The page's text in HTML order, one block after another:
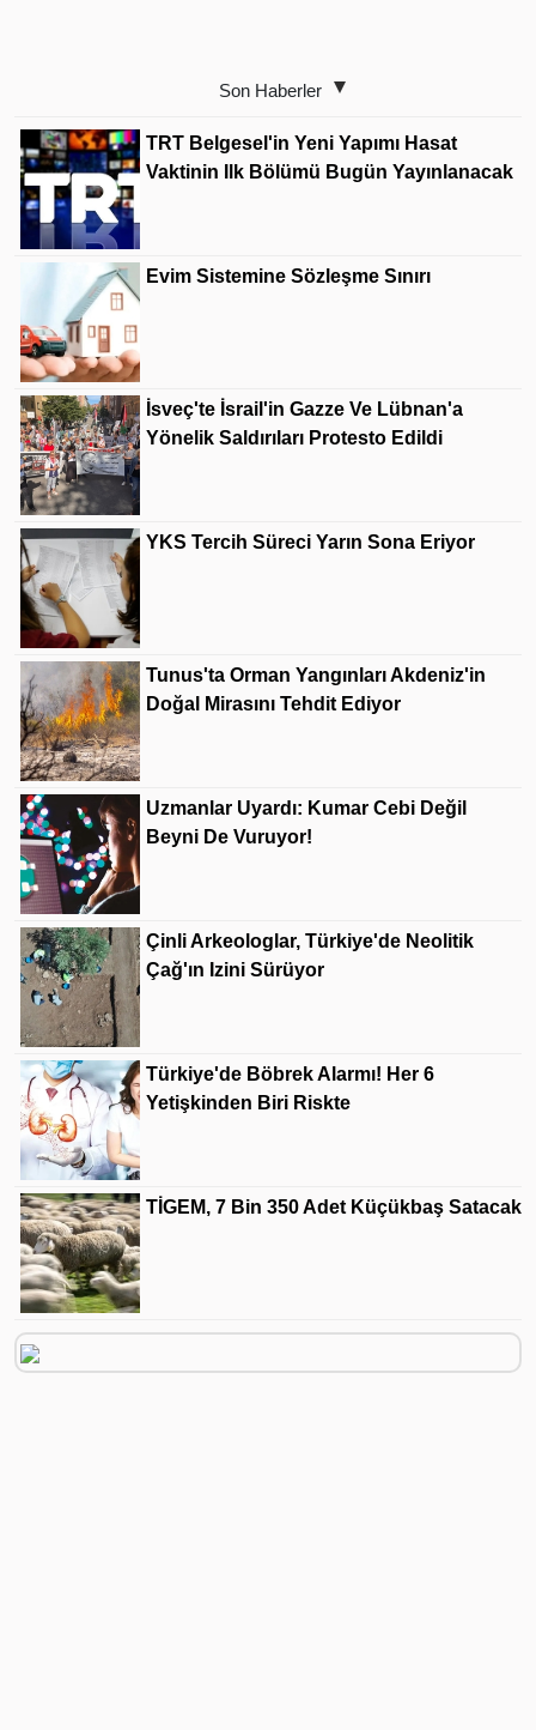
Son Haberler
TRT Belgesel'in Yeni Yapımı Hasat
Vaktinin Ilk Bölümü Bugün Yayınlanacak
Evim Sistemine Sözleşme Sınırı
İsveç'te İsrail'in Gazze Ve Lübnan'a
Yönelik Saldırıları Protesto Edildi
YKS Tercih Süreci Yarın Sona Eriyor
Tunus'ta Orman Yangınları Akdeniz'in
Doğal Mirasını Tehdit Ediyor
Uzmanlar Uyardı: Kumar Cebi Değil
Beyni De Vuruyor!
Çinli Arkeologlar, Türkiye'de Neolitik
Çağ'ın Izini Sürüyor
Türkiye'de Böbrek Alarmı! Her 6
Yetişkinden Biri Riskte
TİGEM, 7 Bin 350 Adet Küçükbaş Satacak